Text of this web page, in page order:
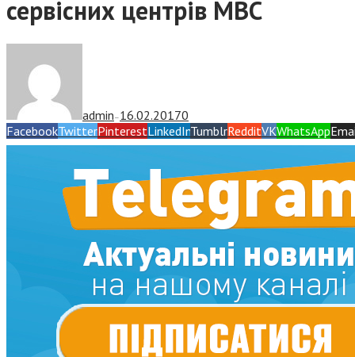
сервісних центрів МВС
admin — 16.02.20170
FacebookTwitterPinterestLinkedInTumblrRedditVKWhatsApp